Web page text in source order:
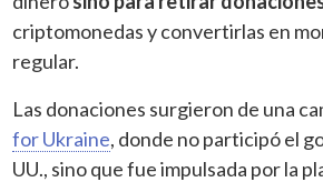
criptomonedas y convertirlas en
regular.
Las donaciones surgieron de una
for Ukraine, donde no participó el
UU., sino que fue impulsada por la